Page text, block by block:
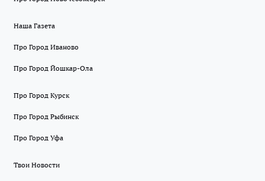
Наша Газета
Про Город Иваново
Про Город Йошкар-Ола
Про Город Курск
Про Город Рыбинск
Про Город Уфа
Твои Новости